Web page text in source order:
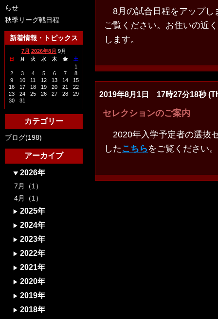
8月の試合日程をアップし
ご覧ください。お住いの近
します。
2019年8月1日 17時27分18秒
セレクションのご案内
2020年入学予定者の選抜
した こちら をご覧ください。
らせ
秋季リーグ戦日程
新着情報・トピックス
7月 2026年8月 9月
日 月 火 水 木 金 土
1
2
3 4 5 6 7
8
9
10 11 12 13 14
15
16
17 18 19 20 21
22
23
24 25 26 27 28
29
30
31
カテゴリー
ブログ(198)
アーカイブ
2026年
7月（1）
4月（1）
2025年
2024年
2023年
2022年
2021年
2020年
2019年
2018年